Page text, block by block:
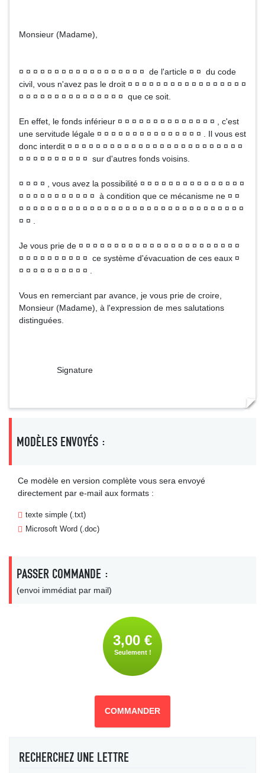
Monsieur (Madame),
¤ ¤ ¤ ¤ ¤ ¤ ¤ ¤ ¤ ¤ ¤ ¤ ¤ ¤ ¤ ¤ ¤ ¤ de l'article ¤ ¤ du code
civil, vous n'avez pas le droit ¤ ¤ ¤ ¤ ¤ ¤ ¤ ¤ ¤ ¤ ¤ ¤ ¤ ¤ ¤ ¤ ¤
¤ ¤ ¤ ¤ ¤ ¤ ¤ ¤ ¤ ¤ ¤ ¤ ¤ ¤ ¤ que ce soit.
En effet, le fonds inférieur ¤ ¤ ¤ ¤ ¤ ¤ ¤ ¤ ¤ ¤ ¤ ¤ ¤ ¤ , c'est
une servitude légale ¤ ¤ ¤ ¤ ¤ ¤ ¤ ¤ ¤ ¤ ¤ ¤ ¤ ¤ ¤ . Il vous est
donc interdit ¤ ¤ ¤ ¤ ¤ ¤ ¤ ¤ ¤ ¤ ¤ ¤ ¤ ¤ ¤ ¤ ¤ ¤ ¤ ¤ ¤ ¤ ¤ ¤ ¤
¤ ¤ ¤ ¤ ¤ ¤ ¤ ¤ ¤ ¤ sur d'autres fonds voisins.
¤ ¤ ¤ ¤ , vous avez la possibilité ¤ ¤ ¤ ¤ ¤ ¤ ¤ ¤ ¤ ¤ ¤ ¤ ¤ ¤ ¤
¤ ¤ ¤ ¤ ¤ ¤ ¤ ¤ ¤ ¤ ¤ à condition que ce mécanisme ne ¤ ¤
¤ ¤ ¤ ¤ ¤ ¤ ¤ ¤ ¤ ¤ ¤ ¤ ¤ ¤ ¤ ¤ ¤ ¤ ¤ ¤ ¤ ¤ ¤ ¤ ¤ ¤ ¤ ¤ ¤ ¤ ¤ ¤
¤ ¤ .
Je vous prie de ¤ ¤ ¤ ¤ ¤ ¤ ¤ ¤ ¤ ¤ ¤ ¤ ¤ ¤ ¤ ¤ ¤ ¤ ¤ ¤ ¤ ¤ ¤
¤ ¤ ¤ ¤ ¤ ¤ ¤ ¤ ¤ ¤ ce système d'évacuation de ces eaux ¤
¤ ¤ ¤ ¤ ¤ ¤ ¤ ¤ ¤ ¤ .
Vous en remerciant par avance, je vous prie de croire,
Monsieur (Madame), à l'expression de mes salutations
distinguées.
Signature
MODÈLES ENVOYÉS :
Ce modèle en version complète vous sera envoyé
directement par e-mail aux formats :
texte simple (.txt)
Microsoft Word (.doc)
PASSER COMMANDE :
(envoi immédiat par mail)
3,00 €
Seulement !
COMMANDER
RECHERCHEZ UNE LETTRE